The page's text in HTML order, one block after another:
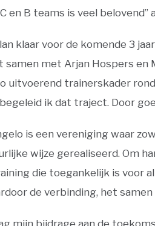
en B teams is veel
klaar voor de komende 3
samen met Arjan Hospers en
uitvoerend trainerskader
ik dat traject. Door
is een vereniging waar
wijze gerealiseerd. Om
die toegankelijk is voor
de verbinding, het
mijn bijdrage aan de